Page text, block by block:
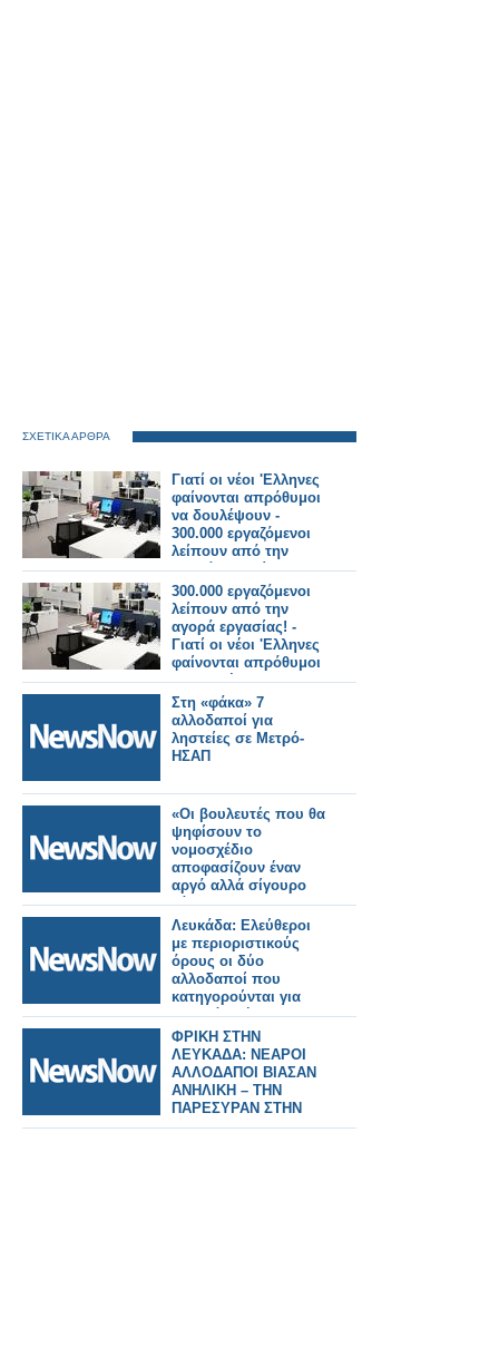
ΣΧΕΤΙΚΑ ΑΡΘΡΑ
Γιατί οι νέοι 'Ελληνες
φαίνονται απρόθυμοι
να δουλέψουν -
300.000 εργαζόμενοι
λείπουν από την
αγορά εργασίας!
300.000 εργαζόμενοι
λείπουν από την
αγορά εργασίας! -
Γιατί οι νέοι 'Ελληνες
φαίνονται απρόθυμοι
να δουλέψουν
Στη «φάκα» 7
αλλοδαποί για
ληστείες σε Μετρό-
ΗΣΑΠ
«Οι βουλευτές που θα
ψηφίσουν το
νομοσχέδιο
αποφασίζουν έναν
αργό αλλά σίγουρο
θάνατο της
ανθρωπότητος» - Η
ανακοίνωση του
Αγίου Όρους
Λευκάδα: Ελεύθεροι
με περιοριστικούς
όρους οι δύο
αλλοδαποί που
κατηγορούνται για
βιασμό ανήλικης.
ΦΡΙΚΗ ΣΤΗΝ
ΛΕΥΚΑΔΑ: ΝΕΑΡΟΙ
ΑΛΛΟΔΑΠΟΙ ΒΙΑΣΑΝ
ΑΝΗΛΙΚΗ – ΤΗΝ
ΠΑΡΕΣΥΡΑΝ ΣΤΗΝ
ΠΑΡΑΛΙΑ ΚΑΙ